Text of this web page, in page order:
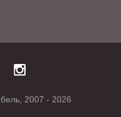
2007 - 2026